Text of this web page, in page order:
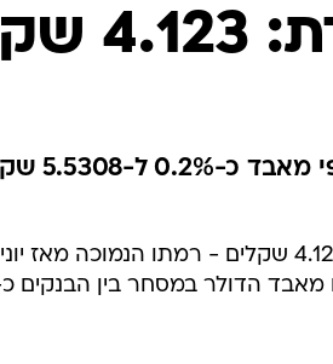
השקל מתחזק גם